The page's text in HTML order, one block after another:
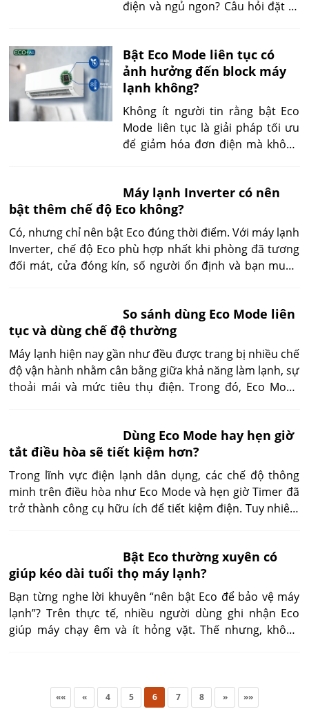
dấu hiệu và cách xử lý triệt để các
điện và ngủ ngon? Câu hỏi đặt ra
điều kiện môi trường thay đổi liên
tục? Qua phản hồi từ người dùng
thực tế và góc nhìn chuyên gia,
bài viết sẽ giúp bạn có lựa chọn
đúng đắn khi sử dụng máy lạnh ở
chế độ tiết kiệm.
Bật Eco Mode liên tục có
ảnh hưởng đến block máy
lạnh không?
Không ít người tin rằng bật Eco
Mode liên tục là giải pháp tối ưu
để giảm hóa đơn điện mà không
không phù hợp, chế độ eco lại gây
áp lực ngược lên block, làm thiết
bị giảm hiệu suất và dễ hư hỏng.
Máy lạnh Inverter có nên
bật thêm chế độ Eco không?
Có, nhưng chỉ nên bật Eco đúng
thời điểm. Với máy lạnh Inverter,
chế độ Eco phù hợp nhất khi
muốn duy trì nhiệt độ trong
nhiều giờ với mức điện năng thấp
hơn.
So sánh dùng Eco Mode liên
tục và dùng chế độ thường
Máy lạnh hiện nay gần như đều được trang bị nhiều chế
độ vận hành nhằm cân bằng giữa khả năng làm lạnh, sự
thoải mái và mức tiêu thụ điện. Trong đó, Eco Mode
hiệu suất làm lạnh tối đa.Dùng Eco Mode hay hẹn giờ
tắt điều hòa sẽ tiết kiệm hơn?
Trong lĩnh vực điện lạnh dân dụng, các chế độ thông
minh trên điều hòa như Eco Mode và hẹn giờ Timer đã
trở thành công cụ hữu ích để tiết kiệm điện. Tuy nhiên,
Bật Eco thường xuyên có
giúp kéo dài tuổi thọ máy lạnh?
Bạn từng nghe lời khuyên “nên bật Eco để bảo vệ máy
lạnh”? Trên thực tế, nhiều người dùng ghi nhận Eco
giúp máy chạy êm và ít hỏng vặt. Thế nhưng, không
«« « 4 5 6 7 8 » »»